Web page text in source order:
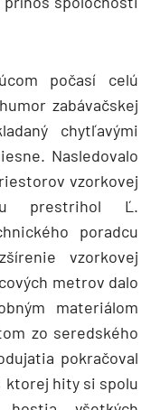
počasí celú
zabávačskej
chytľavými
Nasledovalo
vzorkovej
prestrihol Ľ.
poradcu
vzorkovej
metrov dalo
materiálom
zo seredského
pokračoval
ktorej hity si spolu